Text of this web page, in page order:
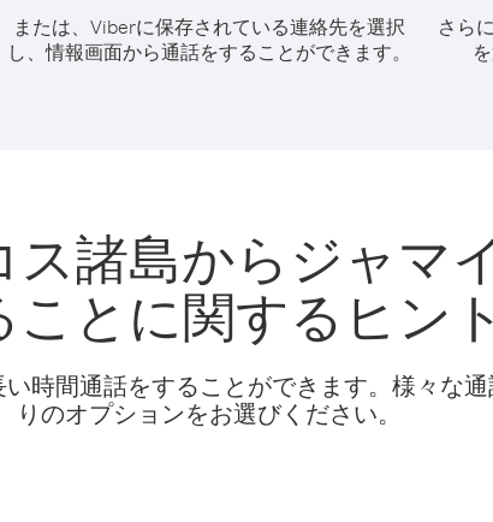
または、Viberに保存されている連絡先を選択
し、情報画面から通話をすることができます。
さら
ス諸島からジャマ
ことに関するヒント
時間通話をすることができます。様々な
りのオプションをお選びください。